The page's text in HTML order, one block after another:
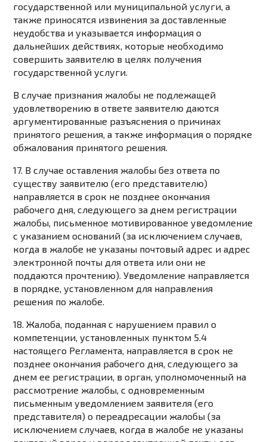
государственной или муниципальной услуги, а
также приносятся извинения за доставленные
неудобства и указывается информация о
дальнейших действиях, которые необходимо
совершить заявителю в целях получения
государственной услуги.
В случае признания жалобы не подлежащей
удовлетворению в ответе заявителю даются
аргументированные разъяснения о причинах
принятого решения, а также информация о порядке
обжалования принятого решения.
17. В случае оставления жалобы без ответа по
существу заявителю (его представителю)
направляется в срок не позднее окончания
рабочего дня, следующего за днем регистрации
жалобы, письменное мотивированное уведомление
с указанием оснований (за исключением случаев,
когда в жалобе не указаны почтовый адрес и адрес
электронной почты для ответа или они не
поддаются прочтению). Уведомление направляется
в порядке, установленном для направления
решения по жалобе.
18. Жалоба, поданная с нарушением правил о
компетенции, установленных пунктом 5.4
настоящего Регламента, направляется в срок не
позднее окончания рабочего дня, следующего за
днем ее регистрации, в орган, уполномоченный на
рассмотрение жалобы, с одновременным
письменным уведомлением заявителя (его
представителя) о переадресации жалобы (за
исключением случаев, когда в жалобе не указаны